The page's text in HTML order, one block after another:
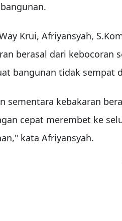
Krui, Afriyansyah,
berasal dari kebocoran
bangunan tidak sempat
sementara kebakaran
cepat merembet ke
kata Afriyansyah.